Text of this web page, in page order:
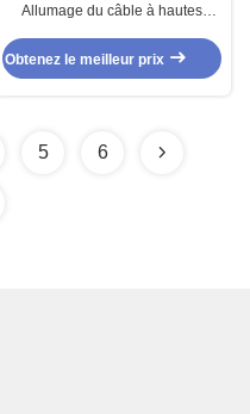
Allumage du câble à hautes
PFA de téflon
Obtenez le meilleur prix
5 6